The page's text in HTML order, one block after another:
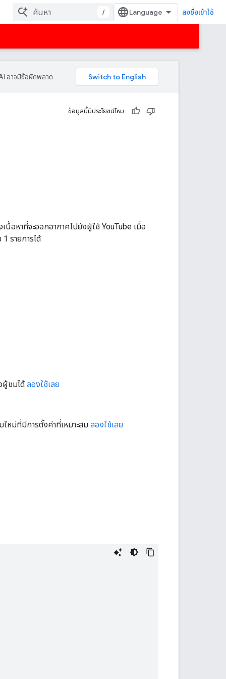
/ ลงชื่อเข้าใช้
อาจมีข้อผิดพลาด
ข้อมูลนี้มีประโยชน์ไหม
อหาที่จะออกอากาศไปยังผู้ใช้ YouTube เมื่อ
รายการได้
ผู้ชมได้ลองใช้เลย
หม่ที่มีการตั้งค่าที่เหมาะสม ลองใช้เลย